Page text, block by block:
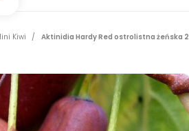
Kiwi Aktinidia Hardy Red ostrolistna żeńska